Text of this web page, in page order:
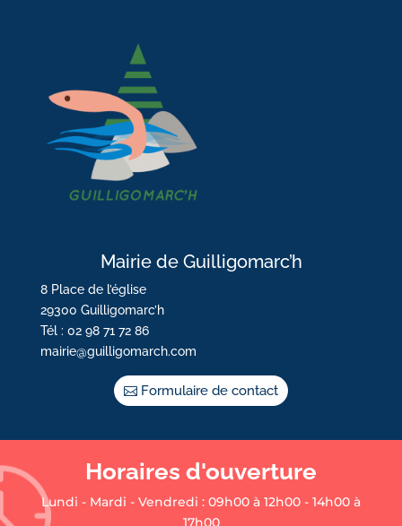
Mairie de Guilligomarc’h
8 Place de l’église
29300 Guilligomarc’h
Tél : 02 98 71 72 86
mairie@guilligomarch.com
Formulaire de contact
Horaires d'ouverture
Lundi - Mardi - Vendredi : 09h00 à 12h00 - 14h00 à
17h00